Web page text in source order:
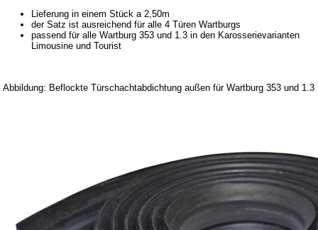
Sonderanfertigungen
Glühlampen
Sonderposten
Service
Lieferung in einem Stück a 2,50m
der Satz ist ausreichend für alle 4 Türen Wartburgs
passend für alle Wartburg 353 und 1.3 in den Karosserievarianten
Limousine und Tourist
Abbildung: Beflockte Türschachtabdichtung außen für Wartburg 353 und 1.3